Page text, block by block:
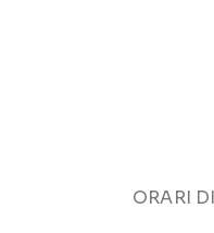
ORARI